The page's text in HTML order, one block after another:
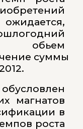
суммы
магнатов
в
роста